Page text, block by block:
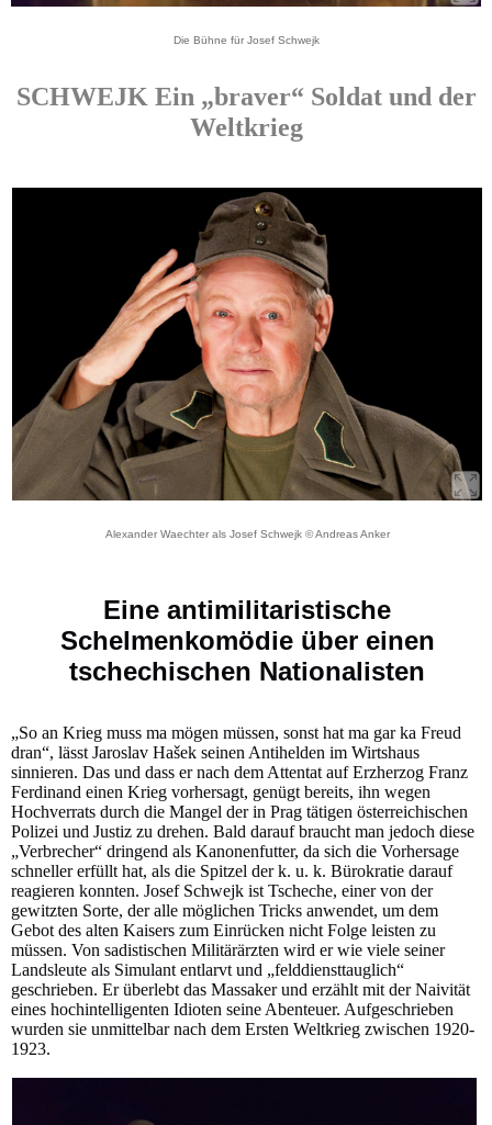
Die Bühne für Josef Schwejk
SCHWEJK Ein „braver“ Soldat und der
Weltkrieg
Alexander Waechter als Josef Schwejk © Andreas Anker
Eine antimilitaristische
Schelmenkomödie über einen
tschechischen Nationalisten
„So an Krieg muss ma mögen müssen, sonst hat ma gar ka Freud
dran“, lässt Jaroslav Hašek seinen Antihelden im Wirtshaus
sinnieren. Das und dass er nach dem Attentat auf Erzherzog Franz
Ferdinand einen Krieg vorhersagt, genügt bereits, ihn wegen
Hochverrats durch die Mangel der in Prag tätigen österreichischen
Polizei und Justiz zu drehen. Bald darauf braucht man jedoch diese
„Verbrecher“ dringend als Kanonenfutter, da sich die Vorhersage
schneller erfüllt hat, als die Spitzel der k. u. k. Bürokratie darauf
reagieren konnten. Josef Schwejk ist Tscheche, einer von der
gewitzten Sorte, der alle möglichen Tricks anwendet, um dem
Gebot des alten Kaisers zum Einrücken nicht Folge leisten zu
müssen. Von sadistischen Militärärzten wird er wie viele seiner
Landsleute als Simulant entlarvt und „felddiensttauglich“
geschrieben. Er überlebt das Massaker und erzählt mit der Naivität
eines hochintelligenten Idioten seine Abenteuer. Aufgeschrieben
wurden sie unmittelbar nach dem Ersten Weltkrieg zwischen 1920-
1923.